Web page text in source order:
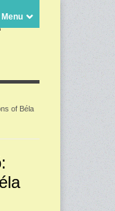
Menu
of Béla